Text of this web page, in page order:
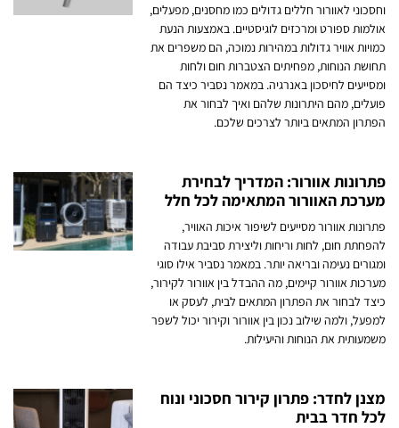
וחסכוני לאוורור חללים גדולים כמו מחסנים, מפעלים,
אולמות ספורט ומרכזים לוגיסטיים. באמצעות הנעת
כמויות אוויר גדולות במהירות נמוכה, הם משפרים את
תחושת הנוחות, מפחיתים הצטברות חום ולחות
ומסייעים לחיסכון באנרגיה. במאמר נסביר כיצד הם
פועלים, מהם היתרונות שלהם ואיך לבחור את
הפתרון המתאים ביותר לצרכים שלכם.
פתרונות אוורור: המדריך לבחירת
מערכת האוורור המתאימה לכל חלל
פתרונות אוורור מסייעים לשיפור איכות האוויר,
להפחתת חום, לחות וריחות וליצירת סביבת עבודה
ומגורים נעימה ובריאה יותר. במאמר נסביר אילו סוגי
מערכות אוורור קיימים, מה ההבדל בין אוורור לקירור,
כיצד לבחור את הפתרון המתאים לבית, לעסק או
למפעל, ולמה שילוב נכון בין אוורור וקירור יכול לשפר
משמעותית את הנוחות והיעילות.
מצנן לחדר: פתרון קירור חסכוני ונוח
לכל חדר בבית